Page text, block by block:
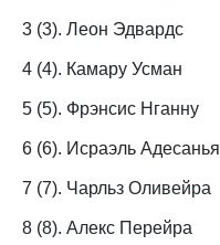
3 (3). Леон Эдвардс
4 (4). Камару Усман
5 (5). Фрэнсис Нганну
6 (6). Исраэль Адесанья
7 (7). Чарльз Оливейра
8 (8). Алекс Перейра